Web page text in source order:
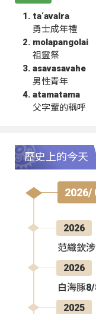
ta‘avalra
勇士成年禮
molapangolai
祖靈祭
asavasavahe
男性青年
atamatama
父字輩的稱呼
歷史上的今天
2026/
2026
范織欽
2026
白海豚
2025